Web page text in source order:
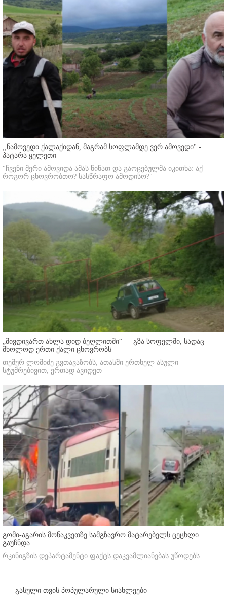
,,წამოვედი ქალაქიდან, მაგრამ სოფლამდე ვერ ამოვედი'' -
პატარა ყელეთი
"ჩვენი მერი ამოვიდა ამას წინათ და გაოცებულმა იკითხა: აქ
როგორ ცხოვრობთო? სასწრაფო ამოდისო?"
„მივდივართ ახლა დიდ ბეღლითში“ — გზა სოფელში, სადაც
მხოლოდ ერთი ქალი ცხოვრობს
თემურ ლომიძე გვთავაზობს, ათასში ერთხელ ასული
სტუმრებივით, ერთად ავიდეთ
გომი-აგარის მონაკვეთზე სამგზავრო მატარებელს ცეცხლი
გაუჩნდა
რკინიგზის დეპარტამენტი ფაქტს დაკვამლიანებას უწოდებს.
გასული თვის პოპულარული სიახლეები